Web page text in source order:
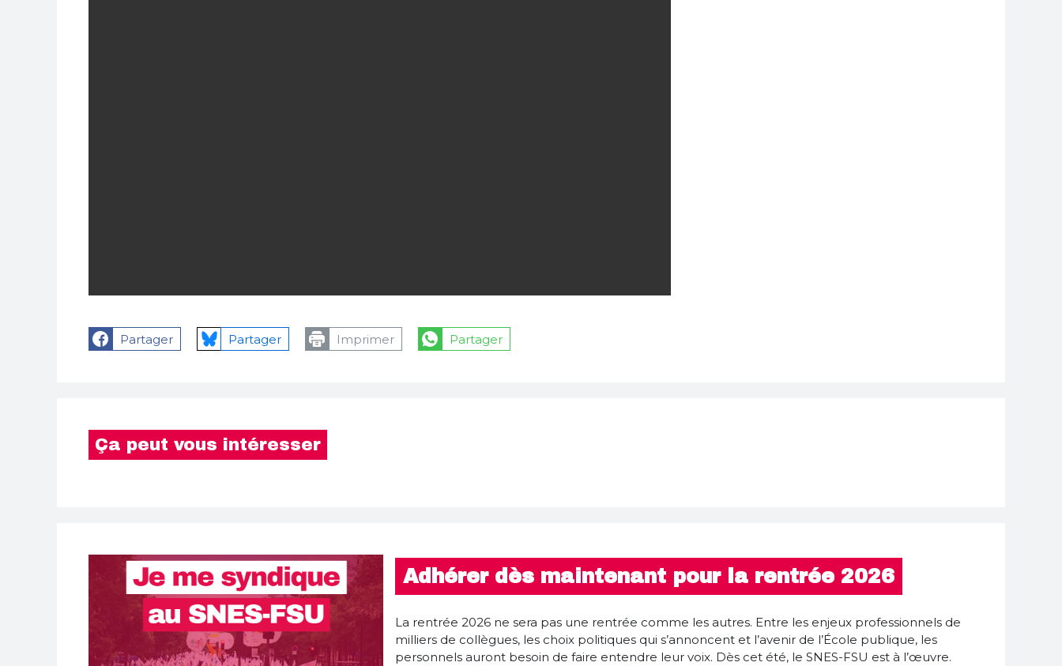
Partager Partager Imprimer Partager
Ça peut vous intéresser
Adhérer dès maintenant pour la rentrée 2026
La rentrée 2026 ne sera pas une rentrée comme les autres. Entre les enjeux professionnels de
milliers de collègues, les choix politiques qui s’annoncent et l’avenir de l’École publique, les
personnels auront besoin de faire entendre leur voix. Dès cet été, le SNES-FSU est à l’œuvre.